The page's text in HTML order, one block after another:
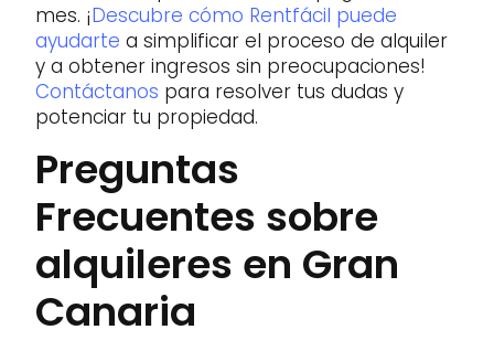
mes. ¡Descubre cómo Rentfácil puede
ayudarte a simplificar el proceso de alquiler
y a obtener ingresos sin preocupaciones!
Contáctanos para resolver tus dudas y
potenciar tu propiedad.
Preguntas
Frecuentes sobre
alquileres en Gran
Canaria